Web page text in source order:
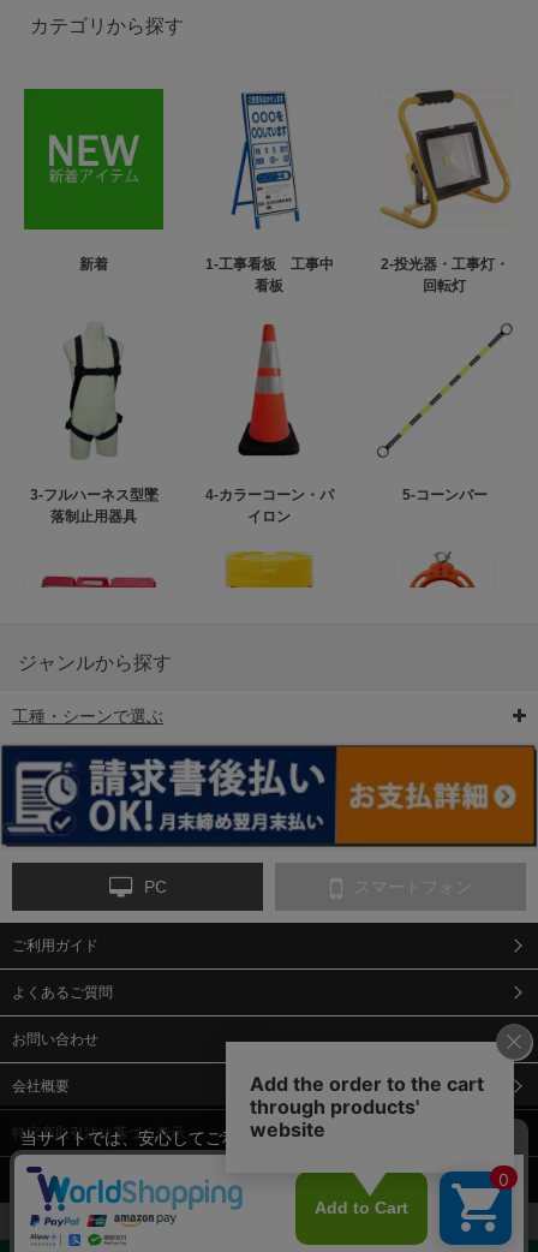
カテゴリから探す
新着
1-工事看板 工事中
看板
2-投光器・工事灯・
回転灯
3-フルハーネス型墜
落制止用器具
4-カラーコーン・パ
イロン
5-コーンバー
6-矢印板/LED矢印板
ンス
9-点字マット・タイ
12-安全ベスト
13-誘導灯・誘導棒・
合図灯・手旗
14-ライフジャケット
ジャンルから探す
工種・シーンで選ぶ
PC スマートフォン
ご利用ガイド
よくあるご質問
お問い合わせ
会社概要
特定商取引法に基づく表示
個人情報保護方針
当サイトでは、安心してご利用いただくため（なりすまし防止
等）、またサイトの利便性向上のため、クッキー(Cookie)を使用
しています。 サイトのクッキー(Cookie)の使用に関しては、「プ
ライバシーポリシー」をお読みください。